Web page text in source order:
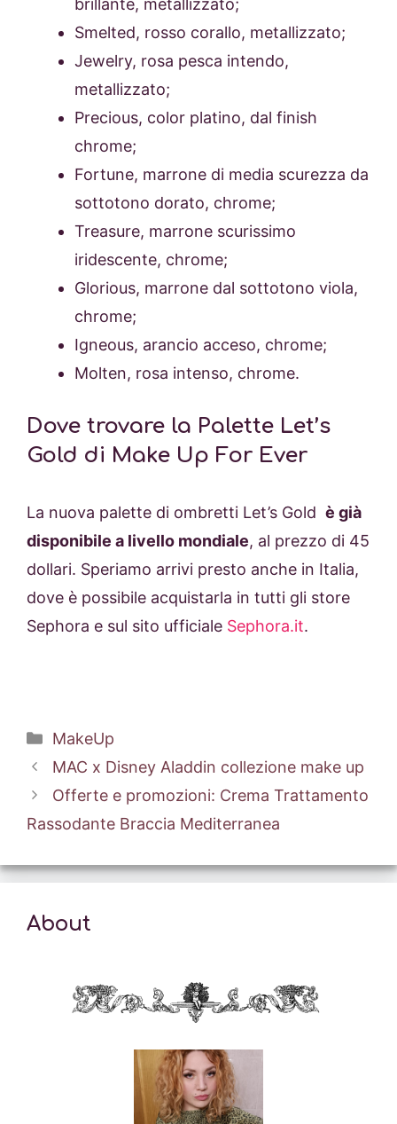
brillante, metallizzato;
Smelted, rosso corallo, metallizzato;
Jewelry, rosa pesca intendo,
metallizzato;
Precious, color platino, dal finish
chrome;
Fortune, marrone di media scurezza da
sottotono dorato, chrome;
Treasure, marrone scurissimo
iridescente, chrome;
Glorious, marrone dal sottotono viola,
chrome;
Igneous, arancio acceso, chrome;
Molten, rosa intenso, chrome.
Dove trovare la Palette Let’s
Gold di Make Up For Ever
La nuova palette di ombretti Let’s Gold è già
disponibile a livello mondiale, al prezzo di 45
dollari. Speriamo arrivi presto anche in Italia,
dove è possibile acquistarla in tutti gli store
Sephora e sul sito ufficiale Sephora.it.
Categorie
MakeUp
MAC x Disney Aladdin collezione make up
Offerte e promozioni: Crema Trattamento
Rassodante Braccia Mediterranea
About